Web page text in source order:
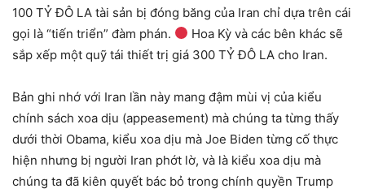
100 TỶ ĐÔ LA tài sản bị đóng băng của Iran chỉ dựa trên cái
gọi là “tiến triển” đàm phán.
Hoa Kỳ và các bên khác sẽ
sắp xếp một quỹ tái thiết trị giá 300 TỶ ĐÔ LA cho Iran.
Bản ghi nhớ với Iran lần này mang đậm mùi vị của kiểu
chính sách xoa dịu (appeasement) mà chúng ta từng thấy
dưới thời Obama, kiểu xoa dịu mà Joe Biden từng cố thực
hiện nhưng bị người Iran phớt lờ, và là kiểu xoa dịu mà
chúng ta đã kiên quyết bác bỏ trong chính quyền Trump